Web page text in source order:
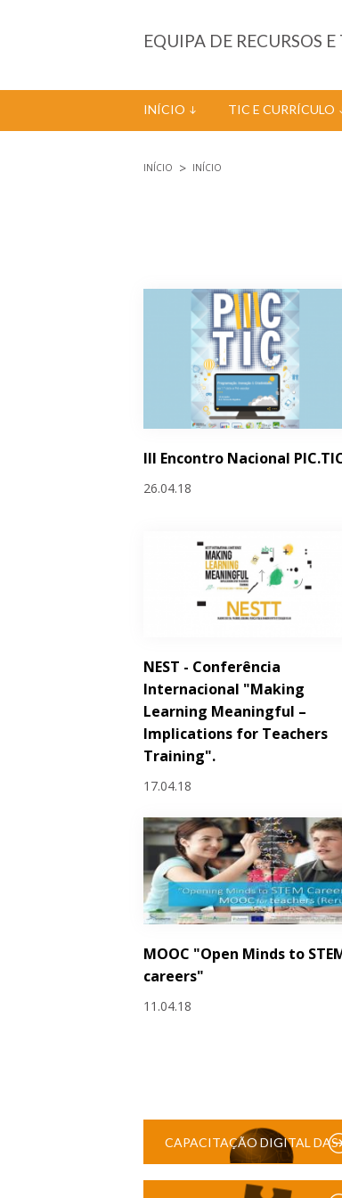
EQUIPA DE RECURSOS
INÍCIO TIC E CURRÍCULO
INÍCIO INÍCIO
III Encontro Nacional
26.04.18
NEST - Conferência
Internacional "Making
Learning Meaningful –
Implications for Teachers
Training".
17.04.18
MOOC "Open Minds to
careers"
11.04.18
Páginas
CAPACITAÇÃO DIGITAL DAS